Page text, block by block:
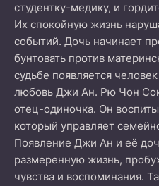
студентку-медику, и
Их спокойную жизнь
событий. Дочь начинает
бунтовать против
судьбе появляется
любовь Джи Ан. Рю Чон
отец-одиночка. Он
который управляет
Появление Джи Ан и её
размеренную жизнь,
чувства и воспоминания.